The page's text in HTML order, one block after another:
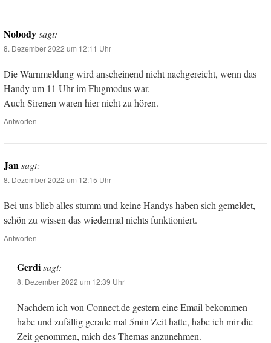
Nobodysagt:
8. Dezember 2022 um 12:11 Uhr
Die Warnmeldung wird anscheinend nicht nachgereicht, wenn das
Handy um 11 Uhr im Flugmodus war.
Auch Sirenen waren hier nicht zu hören.
Antworten
Jansagt:
8. Dezember 2022 um 12:15 Uhr
Bei uns blieb alles stumm und keine Handys haben sich gemeldet,
schön zu wissen das wiedermal nichts funktioniert.
Antworten
Gerdi sagt:
8. Dezember 2022 um 12:39 Uhr
Nachdem ich von Connect.de gestern eine Email bekommen
habe und zufällig gerade mal 5min Zeit hatte, habe ich mir die
Zeit genommen, mich des Themas anzunehmen.